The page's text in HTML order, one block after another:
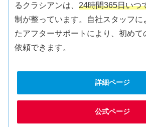
るクラシアンは、24時間365日いつ
制が整っています。自社スタッフに
たアフターサポートにより、初めて
依頼できます。
詳細ページ
公式ページ